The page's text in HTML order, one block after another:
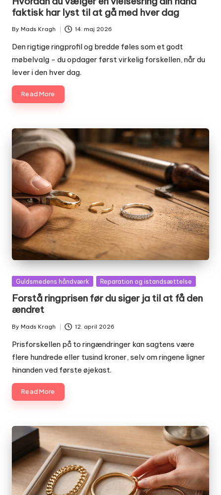
faktisk har lyst til at gå med hver dag
Posted
by
By Mads Kragh 14. maj 2026
Den rigtige ringprofil og bredde føles som et godt
møbelvalg - du opdager først virkelig forskellen, når du
lever i den hver dag.
Read More
Posted
Guldsmedens håndværk Reparation og istandsættelse
Forstå ringprisen før du siger ja til at få den
ændret
Posted
by
By Mads Kragh 12. april 2026
Prisforskellen på to ringændringer kan sagtens være
flere hundrede eller tusind kroner, selv om ringene ligner
hinanden ved første øjekast.
Read More